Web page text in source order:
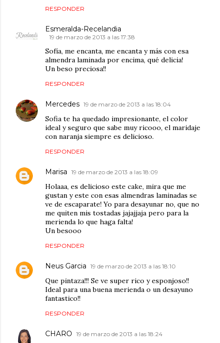
RESPONDER
Esmeralda-Recelandia
19 de marzo de 2013 a las 17:38
Sofía, me encanta, me encanta y más con esa
almendra laminada por encima, qué delicia!
Un beso preciosa!!
RESPONDER
Mercedes 19 de marzo de 2013 a las 18:04
Sofia te ha quedado impresionante, el color
ideal y seguro que sabe muy ricooo, el maridaje
con naranja siempre es delicioso.
RESPONDER
Marisa 19 de marzo de 2013 a las 18:09
Holaaa, es delicioso este cake, mira que me
gustan y este con esas almendras laminadas se
ve de escaparate! Yo para desayunar no, que no
me quiten mis tostadas jajajjaja pero para la
merienda lo que haga falta!
Un besooo
RESPONDER
Neus Garcia 19 de marzo de 2013 a las 18:10
Que pintaza!!! Se ve super rico y esponjoso!!
Ideal para una buena merienda o un desayuno
fantastico!!
RESPONDER
CHARO 19 de marzo de 2013 a las 18:24